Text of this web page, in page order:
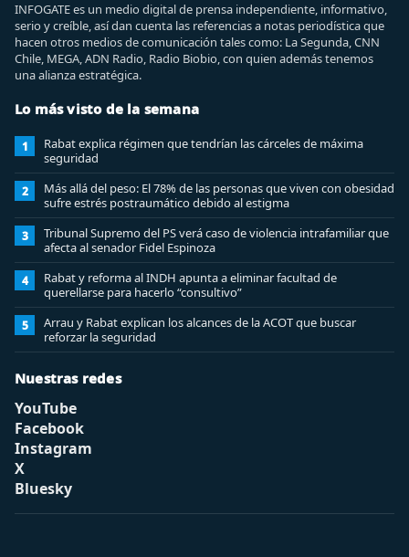
INFOGATE es un medio digital de prensa independiente, informativo,
serio y creíble, así dan cuenta las referencias a notas periodística que
hacen otros medios de comunicación tales como: La Segunda, CNN
Chile, MEGA, ADN Radio, Radio Biobio, con quien además tenemos
una alianza estratégica.
Lo más visto de la semana
1
Rabat explica régimen que tendrían las cárceles de máxima
seguridad
2
Más allá del peso: El 78% de las personas que viven con obesidad
sufre estrés postraumático debido al estigma
3
Tribunal Supremo del PS verá caso de violencia intrafamiliar que
afecta al senador Fidel Espinoza
4
Rabat y reforma al INDH apunta a eliminar facultad de
querellarse para hacerlo “consultivo”
5
Arrau y Rabat explican los alcances de la ACOT que buscar
reforzar la seguridad
Nuestras redes
YouTube
Facebook
Instagram
X
Bluesky